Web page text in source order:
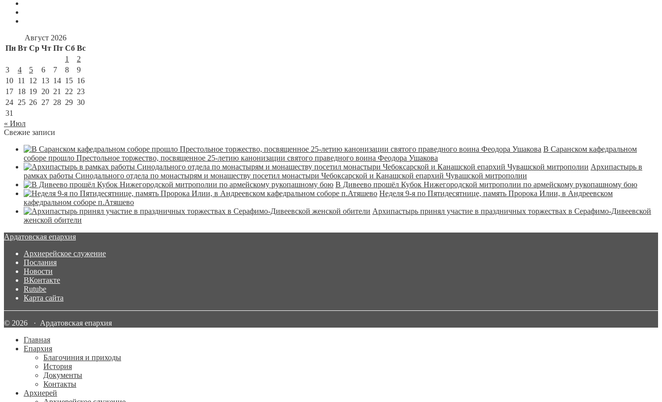
Август 2026
Пн Вт Ср Чт Пт Сб Вс
1
2
3
4 5 6 7 8
9
10 11 12 13 14 15 16
17 18 19 20 21 22 23
24 25 26 27 28 29 30
31
« Июл
Свежие записи
В Саранском кафедральном
соборе прошло Престольное торжество, посвященное 25-летию канонизации святого праведного воина Феодора Ушакова
Архипастырь в
рамках работы Синодального отдела по монастырям и монашеству посетил монастыри Чебоксарской и Канашской епархий Чувашской митрополии
В Дивеево прошёл Кубок Нижегородской митрополии по армейскому рукопашному бою
Неделя 9-я по Пятидесятнице, память Пророка Илии, в Андреевском
кафедральном соборе п.Атяшево
Архипастырь принял участие в праздничных торжествах в Серафимо-Дивеевской
женской обители
Ардатовская епархия
Архиерейское служение
Послания
Новости
ВКонтакте
Rutube
Карта сайта
© 2026 · Ардатовская епархия
Главная
Епархия
Благочиния и приходы
История
Документы
Контакты
Архиерей